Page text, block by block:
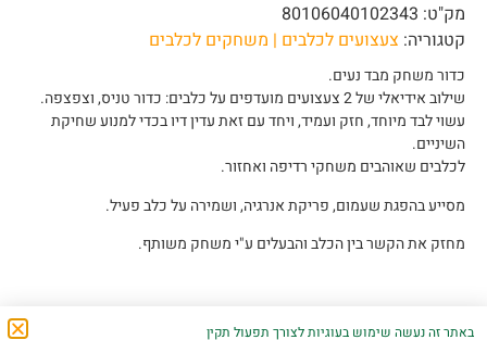
מק"ט: 80106040102343
קטגוריה: צעצועים לכלבים | משחקים לכלבים
כדור משחק מבד נעים.
שילוב אידיאלי של 2 צעצועים מועדפים על כלבים: כדור טניס, וצפצפה.
עשוי לבד מיוחד, חזק ועמיד, ויחד עם זאת עדין דיו בכדי למנוע שחיקת
השיניים.
לכלבים שאוהבים משחקי רדיפה ואחזור.
מסייע בהפגת שעמום, פריקת אנרגיה, ושמירה על כלב פעיל.
מחזק את הקשר בין הכלב והבעלים ע"י משחק משותף.
באתר זה נעשה שימוש בעוגיות לצורך תפעול תקין